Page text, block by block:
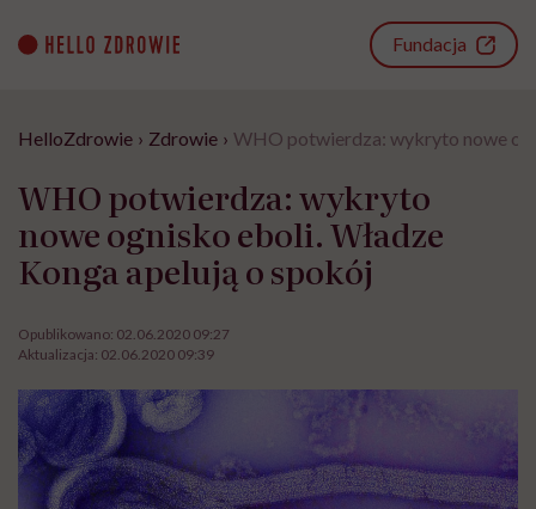
content
Fundacja
HelloZdrowie › Zdrowie › WHO potwierdza: wykryto nowe
WHO potwierdza: wykryto
nowe ognisko eboli. Władze
Konga apelują o spokój
Opublikowano: 02.06.2020 09:27
Aktualizacja: 02.06.2020 09:39